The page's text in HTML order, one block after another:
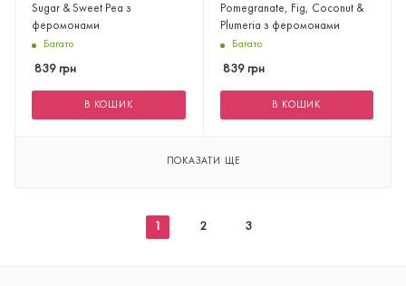
Sugar & Sweet Pea з
феромонами
Багато
839 грн
В КОШИК
Pomegranate, Fig, Coconut &
Plumeria з феромонами
Багато
839грн
В КОШИК
ПОКАЗАТИ ЩЕ
1 2 3